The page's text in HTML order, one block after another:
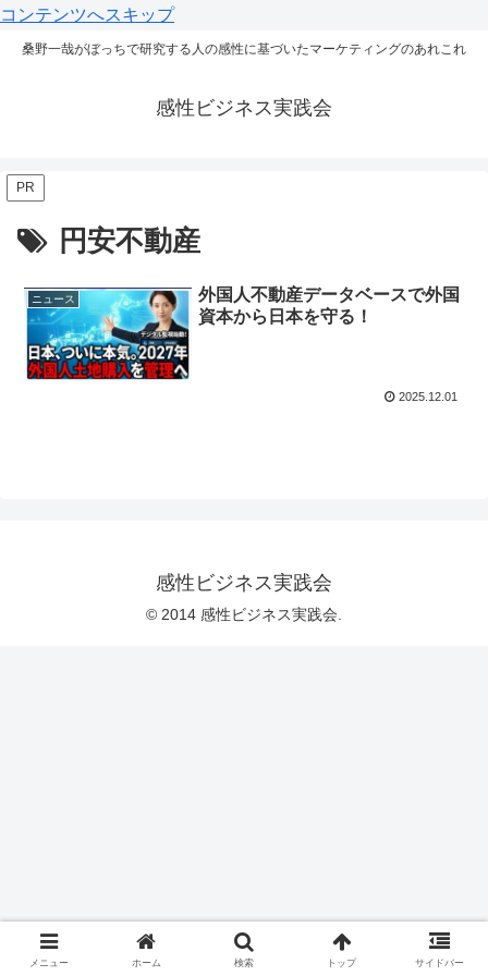
コンテンツへスキップ
桑野一哉がぼっちで研究する人の感性に基づいたマーケティングのあれこれ
感性ビジネス実践会
PR
円安不動産
ニュース
外国人不動産データベースで外国
資本から日本を守る！
2025.12.01
感性ビジネス実践会
© 2014 感性ビジネス実践会.
メニュー ホーム 検索 トップ サイドバー